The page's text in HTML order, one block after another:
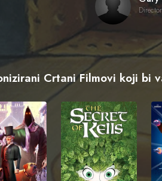
Director
Crtani Filmovi koji bi